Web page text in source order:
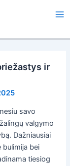
ir
savo
valgymo
Dažniausiai
bulimija bei
tiesiog